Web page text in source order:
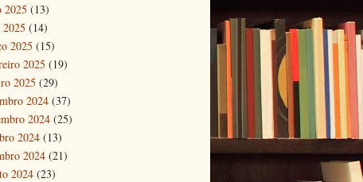
2025 (13)
(14)
2025 (15)
2025 (19)
2025 (29)
2024 (37)
2024 (25)
2024 (13)
2024 (21)
2024 (23)